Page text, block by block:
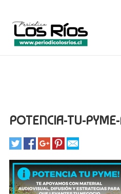
POTENCIA-TU-